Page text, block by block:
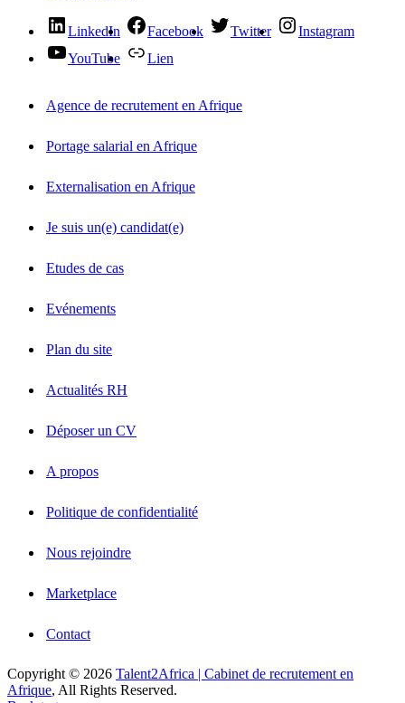
LinkedIn Facebook Twitter
Instagram
YouTube
Lien
Agence de recrutement en Afrique
Portage salarial en Afrique
Externalisation en Afrique
Je suis un(e) candidat(e)
Etudes de cas
Evénements
Plan du site
Actualités RH
Déposer un CV
A propos
Politique de confidentialité
Nous rejoindre
Marketplace
Contact
Copyright © 2026 Talent2Africa | Cabinet de recrutement en
Afrique, All Rights Reserved.